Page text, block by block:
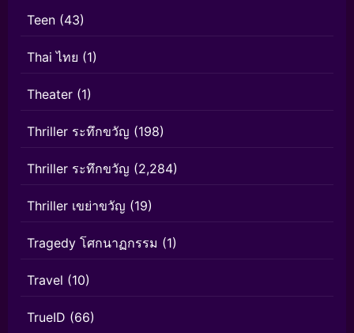
Teen (43)
Thai ไทย (1)
Theater (1)
Thriller ระทึกขวัญ (198)
Thriller ระทึกขวัญ (2,284)
Thriller เขย่าขวัญ (19)
Tragedy โศกนาฏกรรม (1)
Travel (10)
TrueID (66)